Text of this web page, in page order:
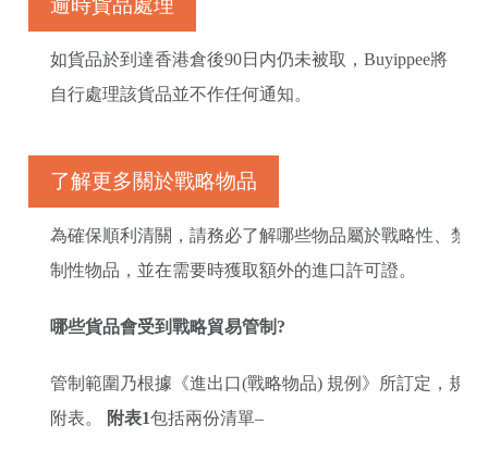
逾時貨品處理
如貨品於到達香港倉後90日内仍未被取，Buyippee將
自行處理該貨品並不作任何通知。
了解更多關於戰略物品
為確保順利清關，請務必了解哪些物品屬於戰略性、禁
制性物品，並在需要時獲取額外的進口許可證。
哪些貨品會受到戰略貿易管制 ?
管制範圍乃根據《進出口(戰略物品) 規例》所訂定，規例
附表。
附表1包括兩份清單–